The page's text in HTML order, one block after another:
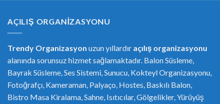
AÇILIŞ ORGANIZASYONU
Trendy Organizasyon uzun yıllardır açılış organizasyonu
alanında sorunsuz hizmet sağlamaktadır. Balon Süsleme,
Bayrak Süsleme, Ses Sistemi, Sunucu, Kokteyl Organizasyonu,
Fotoğrafçı, Kameraman, Palyaço, Hostes, Baskılı Balon,
Bistro Masa Kiralama, Sahne, Isıtıcılar, Gölgelikler, Yürüyüş